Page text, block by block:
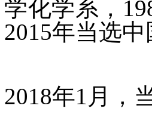
学化学系，
2015年当选
2018年1月，